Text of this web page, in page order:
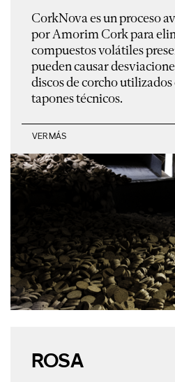
CorkNova es un proceso
por Amorim Cork para
compuestos volátiles
pueden causar
discos de corcho
tapones técnicos.
VER MÁS
ROSA